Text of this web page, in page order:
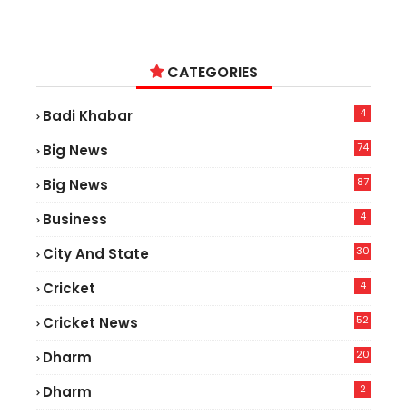
CATEGORIES
Badi Khabar 4
Big News
74
Big News
87
Business 4
City And State 30
Cricket 4
Cricket News
52
Dharm 20
Dharm 2